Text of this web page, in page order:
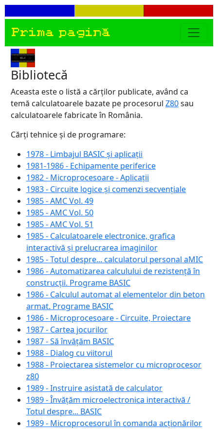
Prima pagină
Bibliotecă
Aceasta este o listă a cărților publicate, având ca
temă calculatoarele bazate pe procesorul Z80sau
calculatoarele fabricate în România.
Cărți tehnice și de programare:
1978 - Limbajul BASIC și aplicații
1981-1986 - Echipamente periferice
1982 - Microprocesoare - Aplicații
1983 - Circuite logice și comenzi secvențiale
1985 - AMC Vol. 49
1985 - AMC Vol. 50
1985 - AMC Vol. 51
1985 - Calculatoarele electronice, grafica
interactivă și prelucrarea imaginilor
1985 - Totul despre... calculatorul personal aMIC
1986 - Automatizarea calculului de rezistență în
construcții. Programe BASIC
1986 - Calculul automat al elementelor din beton
armat. Programe BASIC
1986 - Microprocesoare - Circuite, Proiectare
1987 - Cartea jocurilor
1987 - Să învățăm BASIC
1988 - Dialog cu viitorul
1988 - Proiectarea sistemelor cu microprocesor
z80
1989 - Instruire asistată de calculator
1989 - Învățăm microelectronica interactivă /
Totul despre... BASIC
1989 - Microprocesorul în comanda acționărilor